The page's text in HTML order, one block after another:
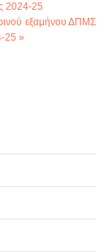
2024-25
εξαμήνου ΔΠΜΣ
25 »